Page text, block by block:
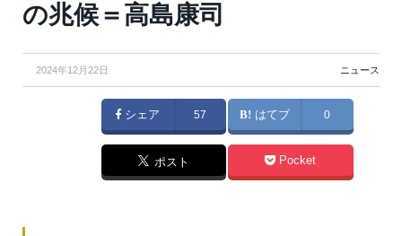
の兆候＝高島康司
2024年12月22日 ニュース
シェア 57 はてブ 0
ポスト Pocket